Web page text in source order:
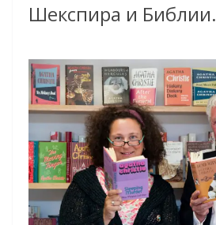
Шекспира и Библии.